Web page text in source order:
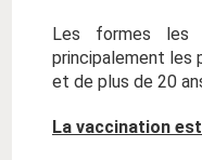
Les formes les
principalement les
et de plus de 20
La vaccination